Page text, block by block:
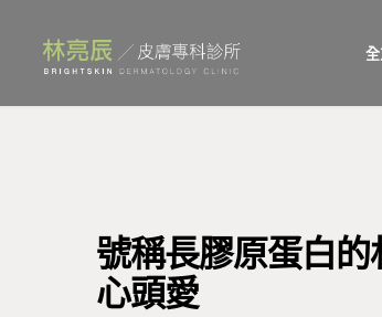
號稱長膠原蛋白
心頭愛